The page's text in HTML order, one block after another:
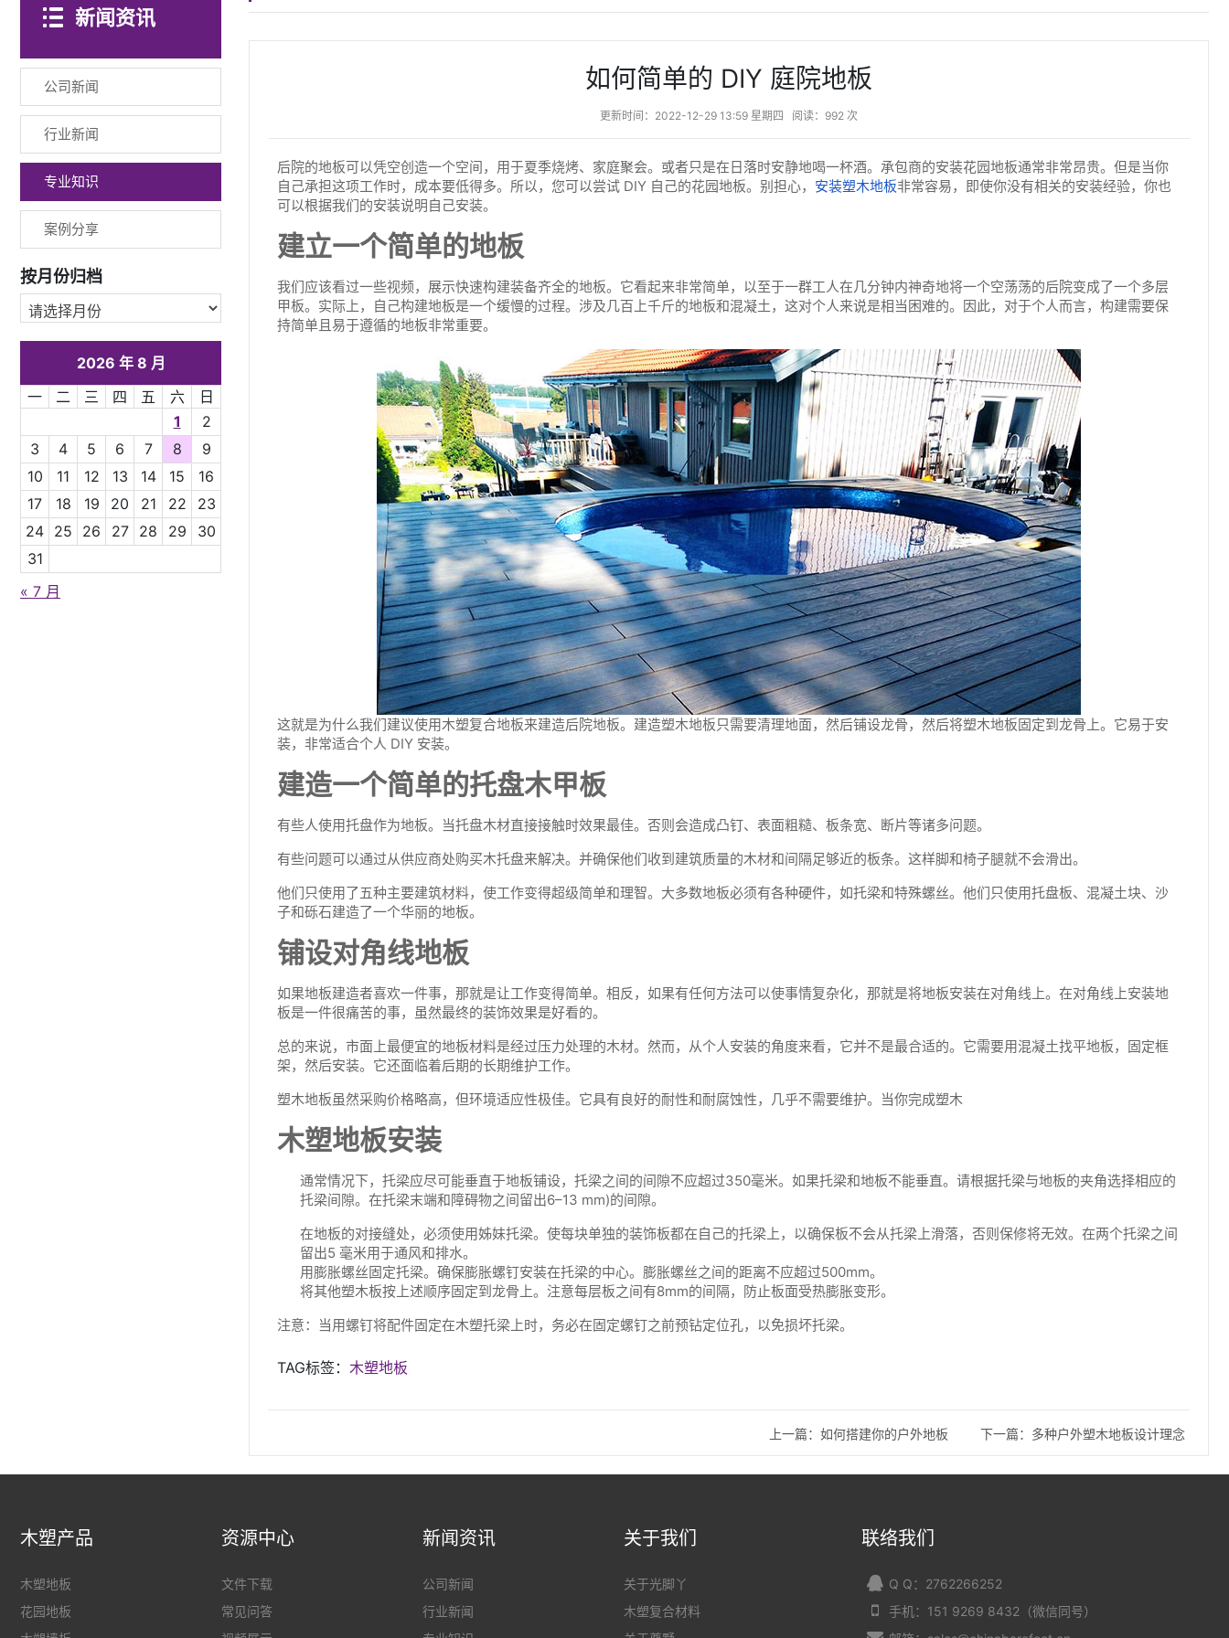
新闻资讯
公司新闻
行业新闻
专业知识
案例分享
按月份归档
2026 年 8 月
一
二 三 四 五 六
日
1
2
3
4 5 6 7 8
9
10
11 12 13 14 15
16
17
18 19 20 21 22
23
24 25 26 27 28 29
30
31
« 7 月
如何简单的 DIY 庭院地板
更新时间：2022-12-29 13:59 星期四 阅读：992 次
后院的地板可以凭空创造一个空间，用于夏季烧烤、家庭聚会。或者只是在日落时安静地喝一杯酒。承包商的安装花园地板通常非常昂贵。但是当你
自己承担这项工作时，成本要低得多。所以，您可以尝试 DIY 自己的花园地板。别担心， 安装塑木地板非常容易，即使你没有相关的安装经验，你也
可以根据我们的安装说明自己安装。
建立一个简单的地板
我们应该看过一些视频，展示快速构建装备齐全的地板。它看起来非常简单，以至于一群工人在几分钟内神奇地将一个空荡荡的后院变成了一个多层
甲板。实际上，自己构建地板是一个缓慢的过程。涉及几百上千斤的地板和混凝土，这对个人来说是相当困难的。因此，对于个人而言，构建需要保
持简单且易于遵循的地板非常重要。
这就是为什么我们建议使用木塑复合地板来建造后院地板。建造塑木地板只需要清理地面，然后铺设龙骨，然后将塑木地板固定到龙骨上。它易于安
装，非常适合个人 DIY 安装。
建造一个简单的托盘木甲板
有些人使用托盘作为地板。当托盘木材直接接触时效果最佳。否则会造成凸钉、表面粗糙、板条宽、断片等诸多问题。
有些问题可以通过从供应商处购买木托盘来解决。并确保他们收到建筑质量的木材和间隔足够近的板条。这样脚和椅子腿就不会滑出。
他们只使用了五种主要建筑材料，使工作变得超级简单和理智。大多数地板必须有各种硬件，如托梁和特殊螺丝。他们只使用托盘板、混凝土块、沙
子和砾石建造了一个华丽的地板。
铺设对角线地板
如果地板建造者喜欢一件事，那就是让工作变得简单。相反，如果有任何方法可以使事情复杂化，那就是将地板安装在对角线上。在对角线上安装地
板是一件很痛苦的事，虽然最终的装饰效果是好看的。
总的来说，市面上最便宜的地板材料是经过压力处理的木材。然而，从个人安装的角度来看，它并不是最合适的。它需要用混凝土找平地板，固定框
架，然后安装。它还面临着后期的长期维护工作。
塑木地板虽然采购价格略高，但环境适应性极佳。它具有良好的耐性和耐腐蚀性，几乎不需要维护。当你完成塑木
木塑地板安装
通常情况下，托梁应尽可能垂直于地板铺设，托梁之间的间隙不应超过350毫米。如果托梁和地板不能垂直。请根据托梁与地板的夹角选择相应的
托梁间隙。在托梁末端和障碍物之间留出6–13 mm)的间隙。
在地板的对接缝处，必须使用姊妹托梁。使每块单独的装饰板都在自己的托梁上，以确保板不会从托梁上滑落，否则保修将无效。在两个托梁之间
留出5 毫米用于通风和排水。
用膨胀螺丝固定托梁。确保膨胀螺钉安装在托梁的中心。膨胀螺丝之间的距离不应超过500mm。
将其他塑木板按上述顺序固定到龙骨上。注意每层板之间有8mm的间隔，防止板面受热膨胀变形。
注意：当用螺钉将配件固定在木塑托梁上时，务必在固定螺钉之前预钻定位孔，以免损坏托梁。
TAG标签： 木塑地板
上一篇：如何搭建你的户外地板 下一篇：多种户外塑木地板设计理念
木塑产品
木塑地板
花园地板
资源中心
文件下载
常见问答
新闻资讯
公司新闻
行业新闻
关于我们
关于光脚丫
木塑复合材料
联络我们
Q Q：2762266252
手机：151 9269 8432（微信同号）